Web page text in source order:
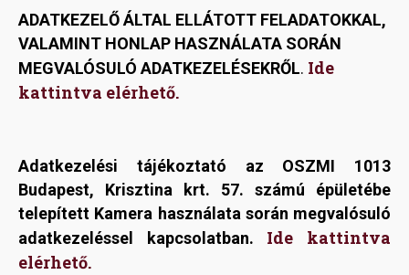
ADATKEZELŐ ÁLTAL ELLÁTOTT FELADATOKKAL,
VALAMINT HONLAP HASZNÁLATA SORÁN
MEGVALÓSULÓ ADATKEZELÉSEKRŐL. Ide
kattintva elérhető.
Adatkezelési tájékoztató az OSZMI 1013
Budapest, Krisztina krt. 57. számú épületébe
telepített Kamera használata során megvalósuló
adatkezeléssel kapcsolatban. Ide kattintva
elérhető.